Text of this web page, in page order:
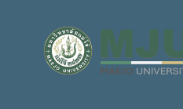
อีกทั้งยังเป็นการส่งเสริมการอ
คุณธรรม จริยธรรม ตลอดจนสร้
คณะพยาบาลศาสตร์ มุ่งมั่น ส่งเ